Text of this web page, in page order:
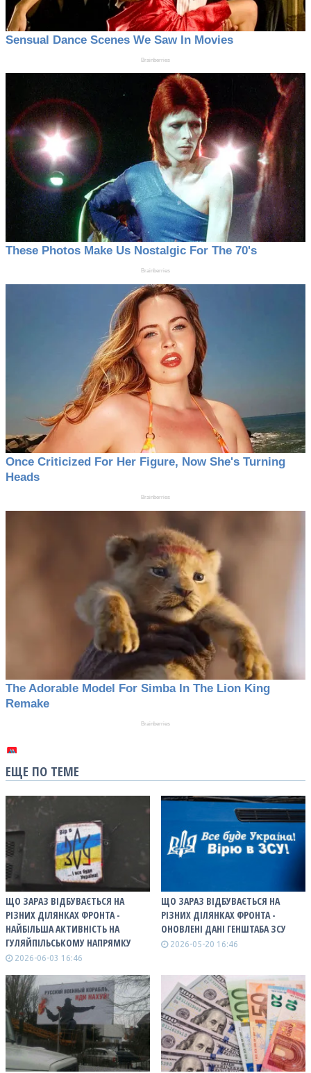
ЕЩЕ ПО ТЕМЕ
ЩО ЗАРАЗ ВІДБУВАЄТЬСЯ НА
РІЗНИХ ДІЛЯНКАХ ФРОНТА -
НАЙБІЛЬША АКТИВНІСТЬ НА
ГУЛЯЙПІЛЬСЬКОМУ НАПРЯМКУ
2026-06-03 16:46
ЩО ЗАРАЗ ВІДБУВАЄТЬСЯ НА
РІЗНИХ ДІЛЯНКАХ ФРОНТА -
ОНОВЛЕНІ ДАНІ ГЕНШТАБА ЗСУ
2026-05-20 16:46